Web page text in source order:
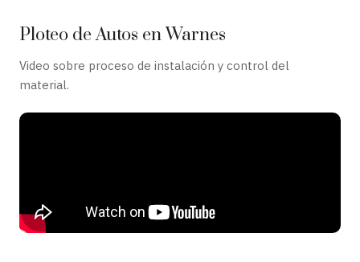
Ploteo de Autos en Warnes
Video sobre proceso de instalación y control del
material.